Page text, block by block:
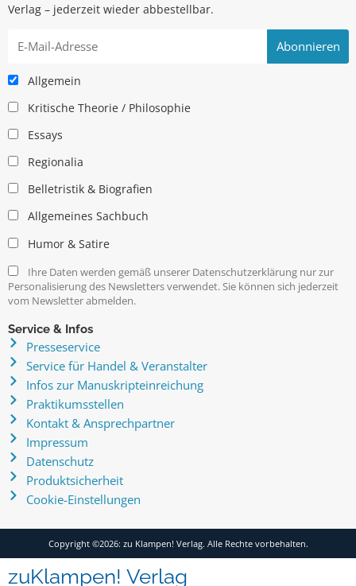
Verlag – jederzeit wieder abbestellbar.
Allgemein
Kritische Theorie / Philosophie
Essays
Regionalia
Belletristik & Biografien
Allgemeines Sachbuch
Humor & Satire
Ihre Daten werden gemäß unserer Datenschutzerklärung nur zur
Personalisierung des Newsletters verwendet. Sie können sich jederzeit
vom Newsletter abmelden.
Service & Infos
Presseservice
Service für Handel & Veranstalter
Infos zur Manuskripteinreichung
Praktikumsstellen
Kontakt & Ansprechpartner
Impressum
Datenschutz
Produktsicherheit
Cookie-Einstellungen
Copyright ©2026: zu Klampen! Verlag. Alle Rechte vorbehalten.
zuKlampen! Verlag